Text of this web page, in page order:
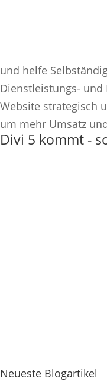
und helfe
Dienstleistungs-
Website strategisch
um mehr Umsatz
Divi 5 kommt -
Neueste Blogartikel